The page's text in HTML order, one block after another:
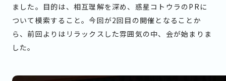
ました。目的は、相互理解を深め、惑星コトウラのPRに
ついて模索すること。今回が2回目の開催となることか
ら、前回よりはリラックスした雰囲気の中、会が始まりま
した。